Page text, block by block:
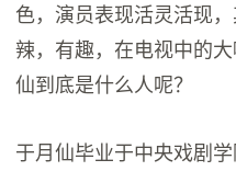
色，演员表现活灵活现
辣，有趣，在电视中的
仙到底是什么人呢？
于月仙毕业于中央戏剧